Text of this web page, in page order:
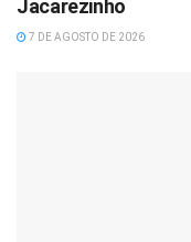
Jacarezinho
7 DE AGOSTO DE 2026